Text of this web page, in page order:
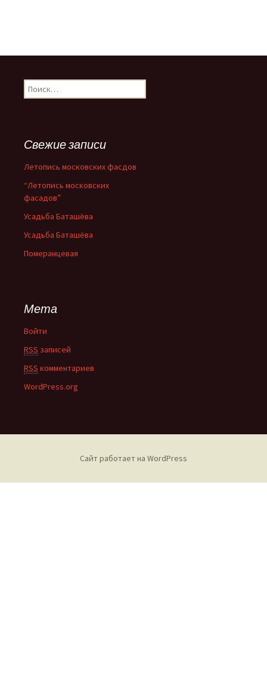
Н
а
:Свежие записи
Летопись московских фасдов
“Летопись московских
фасадов”
Усадьба Баташёва
Усадьба Баташёва
Померанцевая
Мета
Войти
RSS записей
RSS комментариев
WordPress.org
Сайт работает на WordPress